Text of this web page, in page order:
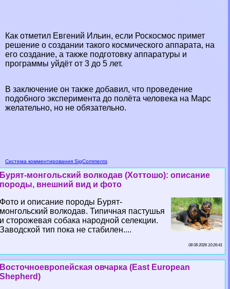
Как отметил Евгений Ильин, если Роскосмос примет
решение о создании такого космического аппарата, на
его создание, а также подготовку аппаратуры и
программы уйдёт от 3 до 5 лет.
В заключение он также добавил, что проведение
подобного эксперимента до полёта человека на Марс
желательно, но не обязательно.
Система комментирования SigComments
Бурят-монгольский волкодав (Хоттошо): описание
породы, внешний вид и фото
Фото и описание породы Бурят-
монгольский волкодав. Типичная пастушья
и сторожевая собака народной селекции.
Заводской тип пока не стабилен....
08 08 2026 10:26:41
Восточноевропейская овчарка (East European
Shepherd)